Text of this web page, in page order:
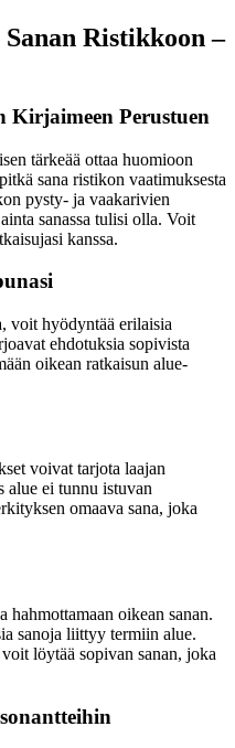
Ristikkoon –
Kirjaimeen Perustuen
tärkeää ottaa huomioon
sana ristikon vaatimuksesta
pysty- ja vaakarivien
sanassa tulisi olla. Voit
kanssa.
voit hyödyntää erilaisia
ehdotuksia sopivista
oikean ratkaisun alue-
voivat tarjota laajan
alue ei tunnu istuvan
omaava sana, joka
oikean sanan.
sanoja liittyy termiin alue.
löytää sopivan sanan, joka